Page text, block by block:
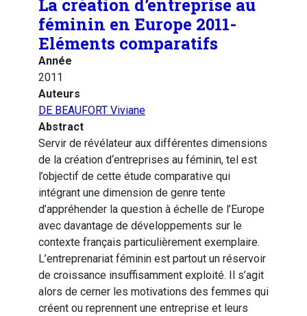
La création d’entreprise au
féminin en Europe 2011-
Eléments comparatifs
Année
2011
Auteurs
DE BEAUFORT Viviane
Abstract
Servir de révélateur aux différentes dimensions
de la création d‘entreprises au féminin, tel est
l’objectif de cette étude comparative qui
intégrant une dimension de genre tente
d’appréhender la question à échelle de l’Europe
avec davantage de développements sur le
contexte français particulièrement exemplaire.
L’entreprenariat féminin est partout un réservoir
de croissance insuffisamment exploité. Il s’agit
alors de cerner les motivations des femmes qui
créent ou reprennent une entreprise et leurs